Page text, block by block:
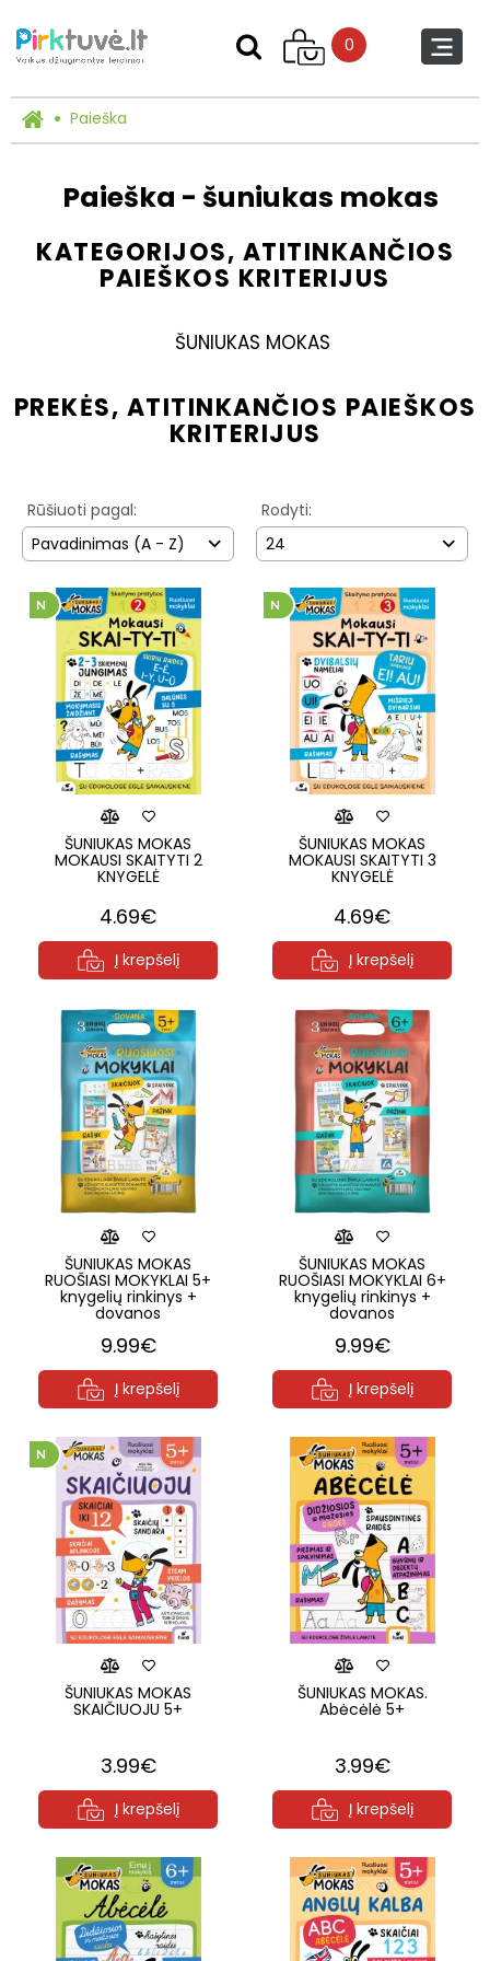
0
Paieška
Paieška - šuniukas mokas
KATEGORIJOS, ATITINKANČIOS
PAIEŠKOS KRITERIJUS
ŠUNIUKAS MOKAS
PREKĖS, ATITINKANČIOS PAIEŠKOS
KRITERIJUS
Rūšiuoti pagal:
Pavadinimas (A - Z)
Rodyti:
24
ŠUNIUKAS MOKAS
MOKAUSI SKAITYTI 2
KNYGELĖ
4.69€
Į krepšelį
ŠUNIUKAS MOKAS
MOKAUSI SKAITYTI 3
KNYGELĖ
4.69€
Į krepšelį
ŠUNIUKAS MOKAS
RUOŠIASI MOKYKLAI 5+
knygelių rinkinys +
dovanos
9.99€
Į krepšelį
ŠUNIUKAS MOKAS
RUOŠIASI MOKYKLAI 6+
knygelių rinkinys +
dovanos
9.99€
Į krepšelį
ŠUNIUKAS MOKAS
SKAIČIUOJU 5+
3.99€
Į krepšelį
ŠUNIUKAS MOKAS.
Abėcėlė 5+
3.99€
Į krepšelį